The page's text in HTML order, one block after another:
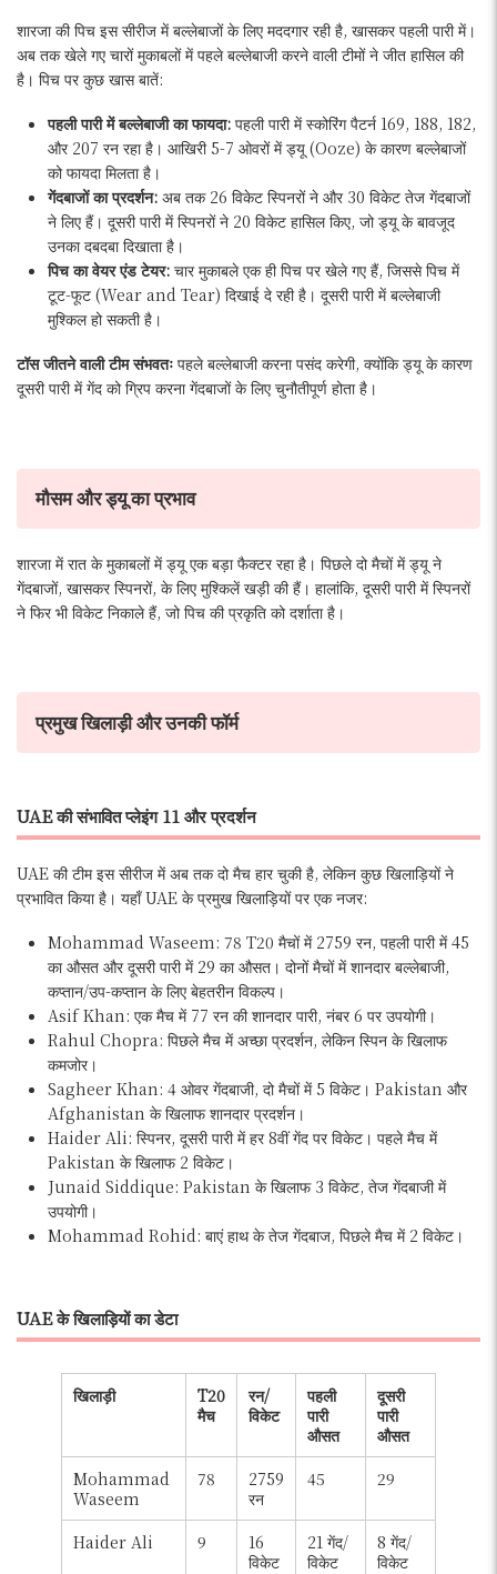
शारजा की पिच इस सीरीज में बल्लेबाजों के लिए मददगार रही है, खासकर पहली पारी में।
अब तक खेले गए चारों मुकाबलों में पहले बल्लेबाजी करने वाली टीमों ने जीत हासिल की
है। पिच पर कुछ खास बातें:
पहली पारी में बल्लेबाजी का फायदा: पहली पारी में स्कोरिंग पैटर्न 169, 188, 182,
और 207 रन रहा है। आखिरी 5-7 ओवरों में ड्यू (Ooze) के कारण बल्लेबाजों
को फायदा मिलता है।
गेंदबाजों का प्रदर्शन: अब तक 26 विकेट स्पिनरों ने और 30 विकेट तेज गेंदबाजों
ने लिए हैं। दूसरी पारी में स्पिनरों ने 20 विकेट हासिल किए, जो ड्यू के बावजूद
उनका दबदबा दिखाता है।
पिच का वेयर एंड टेयर: चार मुकाबले एक ही पिच पर खेले गए हैं, जिससे पिच में
टूट-फूट (Wear and Tear) दिखाई दे रही है। दूसरी पारी में बल्लेबाजी
मुश्किल हो सकती है।
टॉस जीतने वाली टीम संभवतः पहले बल्लेबाजी करना पसंद करेगी, क्योंकि ड्यू के कारण
दूसरी पारी में गेंद को ग्रिप करना गेंदबाजों के लिए चुनौतीपूर्ण होता है।
मौसम और ड्यू का प्रभाव
शारजा में रात के मुकाबलों में ड्यू एक बड़ा फैक्टर रहा है। पिछले दो मैचों में ड्यू ने
गेंदबाजों, खासकर स्पिनरों, के लिए मुश्किलें खड़ी की हैं। हालांकि, दूसरी पारी में स्पिनरों
ने फिर भी विकेट निकाले हैं, जो पिच की प्रकृति को दर्शाता है।
प्रमुख खिलाड़ी और उनकी फॉर्म
UAE की संभावित प्लेइंग 11 और प्रदर्शन
UAE की टीम इस सीरीज में अब तक दो मैच हार चुकी है, लेकिन कुछ खिलाड़ियों ने
प्रभावित किया है। यहाँ UAE के प्रमुख खिलाड़ियों पर एक नजर:
Mohammad Waseem: 78 T20 मैचों में 2759 रन, पहली पारी में 45
का औसत और दूसरी पारी में 29 का औसत। दोनों मैचों में शानदार बल्लेबाजी,
कप्तान/उप-कप्तान के लिए बेहतरीन विकल्प।
Asif Khan: एक मैच में 77 रन की शानदार पारी, नंबर 6 पर उपयोगी।
Rahul Chopra: पिछले मैच में अच्छा प्रदर्शन, लेकिन स्पिन के खिलाफ
कमजोर।
Sagheer Khan: 4 ओवर गेंदबाजी, दो मैचों में 5 विकेट। Pakistan और
Afghanistan के खिलाफ शानदार प्रदर्शन।
Haider Ali: स्पिनर, दूसरी पारी में हर 8वीं गेंद पर विकेट। पहले मैच में
Pakistan के खिलाफ 2 विकेट।
Junaid Siddique: Pakistan के खिलाफ 3 विकेट, तेज गेंदबाजी में
उपयोगी।
Mohammad Rohid: बाएं हाथ के तेज गेंदबाज, पिछले मैच में 2 विकेट।
UAE के खिलाड़ियों का डेटा
खिलाड़ी
T20
मैच
रन/
विकेट
पहली
पारी
औसत
दूसरी
पारी
औसत
Mohammad
Waseem
78
2759
रन
45 29
Haider Ali 9
16
विकेट
21 गेंद/
विकेट
8 गेंद/
विकेट